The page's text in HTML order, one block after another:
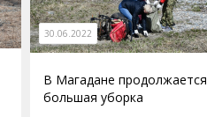
30.06.2022
В Магадане продолжается
большая уборка